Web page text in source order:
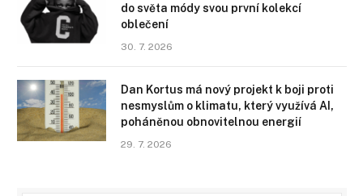
do světa módy svou první kolekcí
oblečení
30. 7. 2026
Dan Kortus má nový projekt k boji proti
nesmyslům o klimatu, který využívá AI,
poháněnou obnovitelnou energií
29. 7. 2026